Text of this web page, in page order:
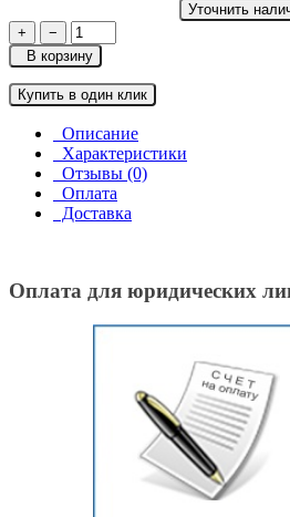
Уточнить
+
−
В корзину
Купить в один клик
Описание
Характеристики
Отзывы (0)
Оплата
Доставка
Оплата для юридических